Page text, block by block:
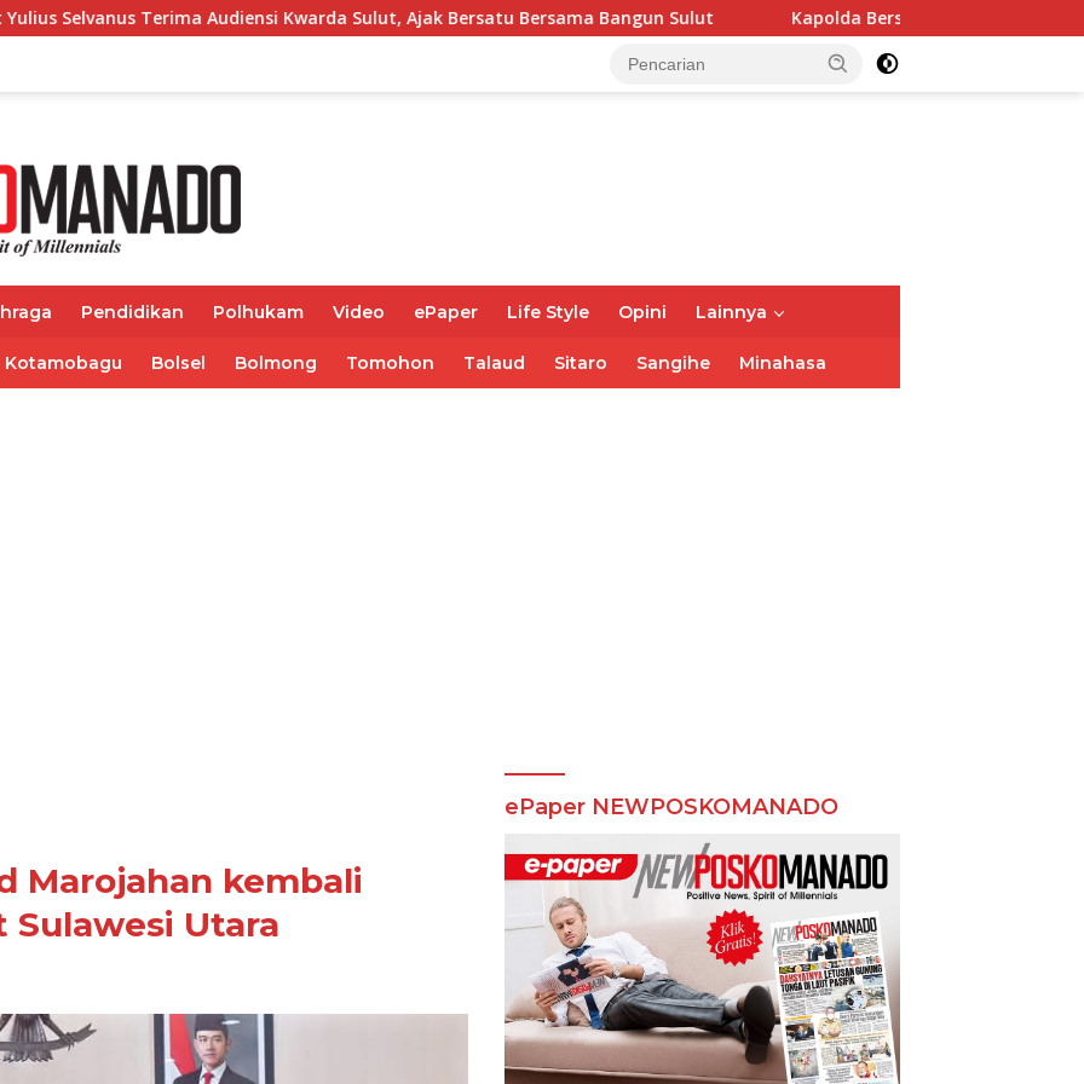
Audiensi Kwarda Sulut, Ajak Bersatu Bersama Bangun Sulut Kapolda Bersama Wakapolda Hadiri TIFF 2026, Polda
Pendidikan Polhukam Video ePaper Life Style Opini Lainnya
Kotamobagu Bolsel Bolmong Tomohon Talaud Sitaro Sangihe Minahasa
Marojahan kembali
Sulawesi Utara
ePaper NEWPOSKOMANADO